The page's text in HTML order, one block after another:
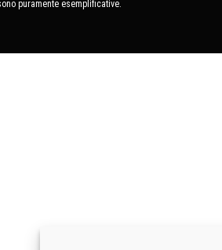
puramente esemplificative.